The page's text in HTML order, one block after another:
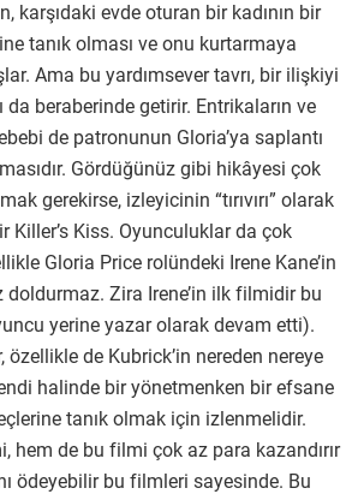
karşıdaki evde oturan bir kadının bir
tanık olması ve onu kurtarmaya
Ama bu yardımsever tavrı, bir ilişkiyi
da beraberinde getirir. Entrikaların ve
de patronunun Gloria’ya saplantı
Gördüğünüz gibi hikâyesi çok
gerekirse, izleyicinin “tırıvırı” olarak
Killer’s Kiss. Oyunculuklar da çok
Gloria Price rolündeki Irene Kane’in
Zira Irene’in ilk filmidir bu
yerine yazar olarak devam etti).
de Kubrick’in nereden nereye
halinde bir yönetmenken bir efsane
tanık olmak için izlenmelidir.
hem de bu filmi çok az para kazandırır
ödeyebilir bu filmleri sayesinde. Bu